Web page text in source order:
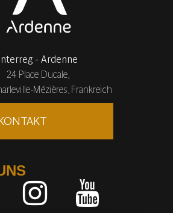
Interreg - Ardenne
24 Place Ducale,
Mézières, Frankreich